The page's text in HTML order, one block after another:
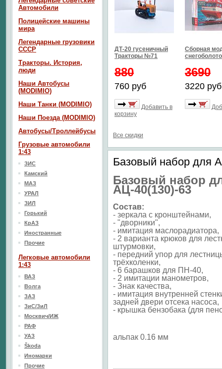
ДТ-20 гусеничный
Тракторы №71
880
760 руб
Добавить в
корзину
Сборная
3690
3220 руб
Все скидки
Базовый набор для
Базовый набор
АЦ-40(130)-63
Состав:
- зеркала с кронштейнами,
- "дворники",
- имитация маслорадиатора,
- 2 варианта крюков для
штурмовки,
- передний упор для
трёхколенки,
- 6 барашков для ПН-40,
- 2 имитации манометров,
- Знак качества,
- имитация внутренней
задней двери отсека насоса,
- крышка бензобака (для
альпак 0.16 мм
Автомобили
Полицейские машины
мира
Легендарные грузовики
СССР
Тракторы. История,
люди
Наши Автобусы
(MODIMIO)
Наши Танки (MODIMIO)
Наши Поезда (MODIMIO)
Автобусы/Троллейбусы
Грузовые автомобили
1:43
ЗИС
Камский
МАЗ
УРАЛ
ЗИЛ
Горький
КрАЗ
Иностранные
Прочие
Легковые автомобили
1:43
ВАЗ
Волга
ЗАЗ
ЗиС/ЗиЛ
Москвич/ИЖ
РАФ
УАЗ
Škoda
Иномарки
Прочие